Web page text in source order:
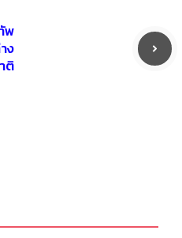
พ
ง
ติ